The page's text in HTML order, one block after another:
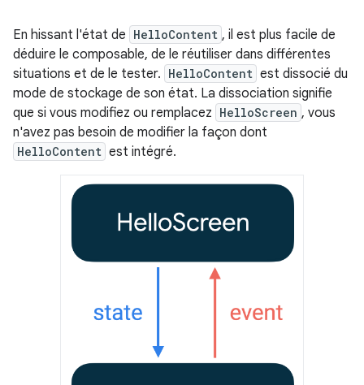
En hissant l'état de HelloContent , il est plus facile de
déduire le composable, de le réutiliser dans différentes
situations et de le tester. HelloContent est dissocié du
mode de stockage de son état. La dissociation signifie
que si vous modifiez ou remplacez HelloScreen , vous
n'avez pas besoin de modifier la façon dont
HelloContent est intégré.